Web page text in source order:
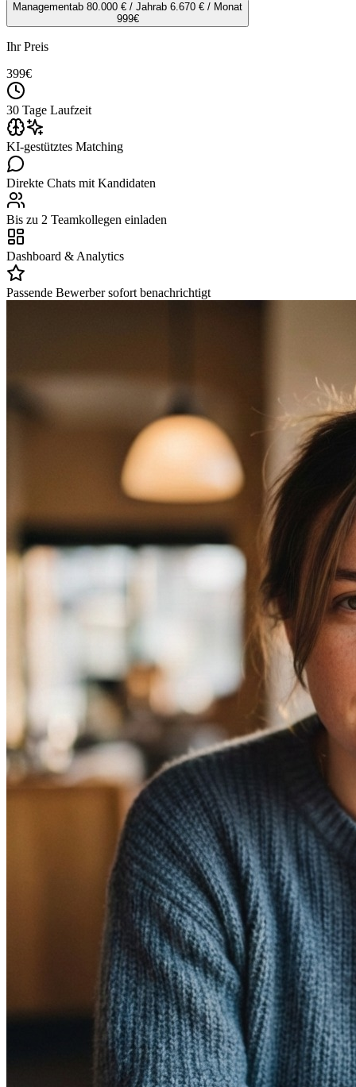
Managementab 80.000 € / Jahrab 6.670 € / Monat
999€
Ihr Preis
399€
30 Tage Laufzeit
KI-gestütztes Matching
Direkte Chats mit Kandidaten
Bis zu 2 Teamkollegen einladen
Dashboard & Analytics
Passende Bewerber sofort benachrichtigt